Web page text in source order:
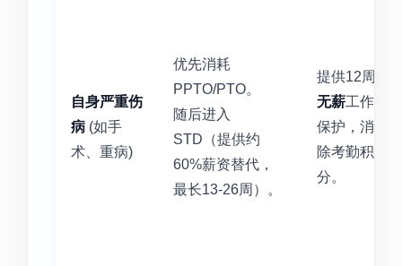
自身严重伤
病 (如手
术、重病)
优先消耗
PPTO/PTO。
随后进入
STD（提供约
60%薪资替代，
最长13-26周）。
提供12周
无薪工作
保护，消
除考勤积
分。